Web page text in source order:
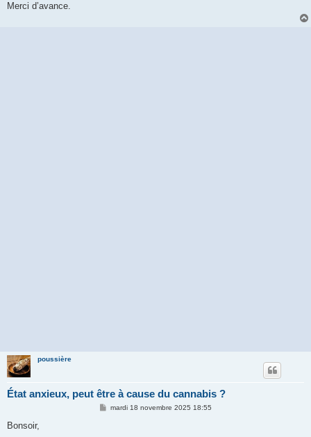
Merci d’avance.
poussière
État anxieux, peut être à cause du cannabis ?
Mmardi 18 novembre 2025 18:55
Bonsoir,